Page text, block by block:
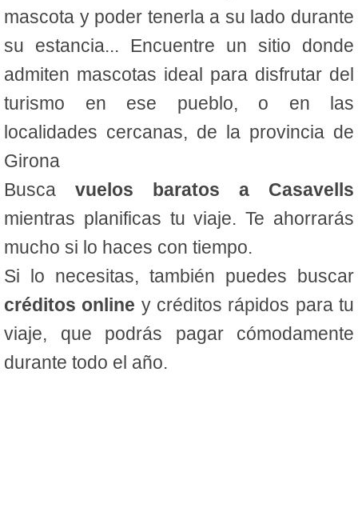
mascota y poder tenerla a su lado durante
su estancia... Encuentre un sitio donde
admiten mascotas ideal para disfrutar del
turismo en ese pueblo, o en las
localidades cercanas, de la provincia de
Girona
Busca vuelos baratos a Casavells
mientras planificas tu viaje. Te ahorrarás
mucho si lo haces con tiempo.
Si lo necesitas, también puedes buscar
créditos online y créditos rápidos para tu
viaje, que podrás pagar cómodamente
durante todo el año.